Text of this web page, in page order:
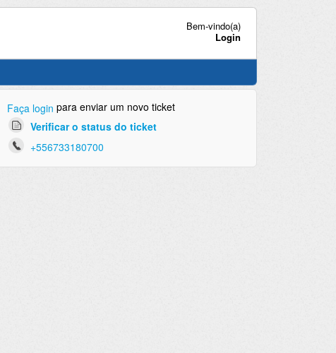
Bem-vindo(a)
Login
Faça login para enviar um novo ticket
Verificar o status do ticket
+556733180700